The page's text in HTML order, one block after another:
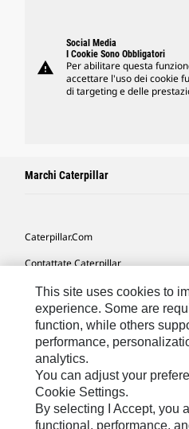
warning
Social Media
I Cookie Sono Obbligatori
Per abilitare questa
accettare l'uso dei cookie
di targeting e delle
Marchi Caterpillar
Caterpillar.com
Contattate Caterpillar
Le Mie Preferenze Di Marketing
Mappa Del Sito
Cookie Settings
Informazioni Legali
Tutela Della Privacy
This site uses cookies to
experience. Some are
function, while others
performance,
analytics.
You can adjust your
Cookie Settings.
By selecting I Accept, you
functional, performance,